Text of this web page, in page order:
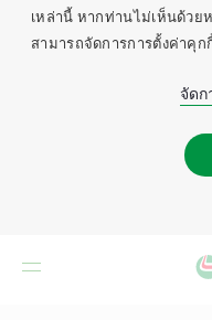
เหล่านี้ หากท่านไม่เห็นด้วย
สามารถจัดการการตั้งค่าคุ
จัดก